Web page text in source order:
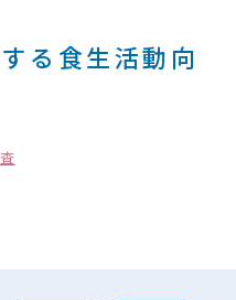
る食生活動向